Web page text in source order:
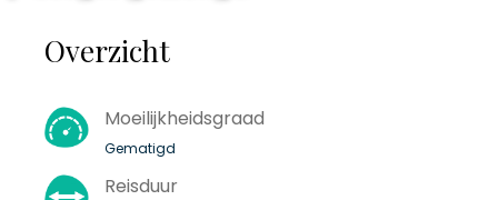
Overzicht
Moeilijkheidsgraad
Gematigd
Reisduur